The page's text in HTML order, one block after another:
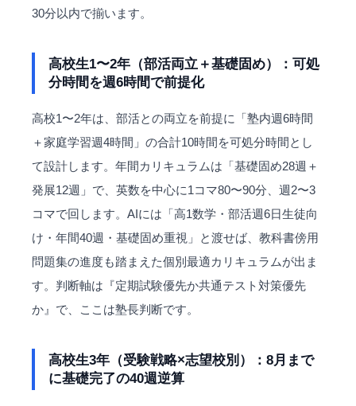
30分以内で揃います。
高校生1〜2年（部活両立＋基礎固め）：可処
分時間を週6時間で前提化
高校1〜2年は、部活との両立を前提に「塾内週6時間
＋家庭学習週4時間」の合計10時間を可処分時間とし
て設計します。年間カリキュラムは「基礎固め28週＋
発展12週」で、英数を中心に1コマ80〜90分、週2〜3
コマで回します。AIには「高1数学・部活週6日生徒向
け・年間40週・基礎固め重視」と渡せば、教科書傍用
問題集の進度も踏まえた個別最適カリキュラムが出ま
す。判断軸は『定期試験優先か共通テスト対策優先
か』で、ここは塾長判断です。
高校生3年（受験戦略×志望校別）：8月まで
に基礎完了の40週逆算